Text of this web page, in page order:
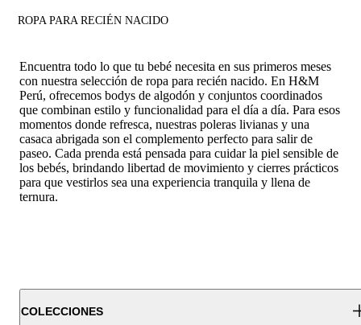
ROPA PARA RECIÉN NACIDO
Encuentra todo lo que tu bebé necesita en sus primeros meses
con nuestra selección de ropa para recién nacido. En H&M
Perú, ofrecemos bodys de algodón y conjuntos coordinados
que combinan estilo y funcionalidad para el día a día. Para esos
momentos donde refresca, nuestras poleras livianas y una
casaca abrigada son el complemento perfecto para salir de
paseo. Cada prenda está pensada para cuidar la piel sensible de
los bebés, brindando libertad de movimiento y cierres prácticos
para que vestirlos sea una experiencia tranquila y llena de
ternura.
COLECCIONES